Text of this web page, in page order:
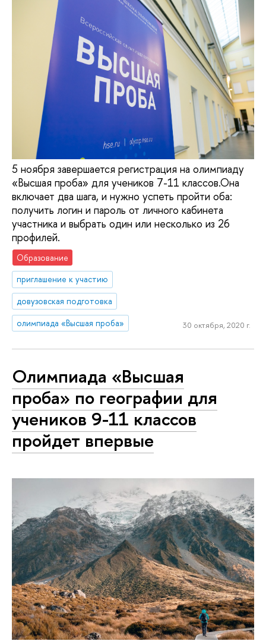
5 ноября завершается регистрация на олимпиаду
«Высшая проба» для учеников 7-11 классов.Она
включает два шага, и нужно успеть пройти оба:
получить логин и пароль от личного кабинета
участника и выбрать один или несколько из 26
профилей.
Образование
приглашение к участию
довузовская подготовка
олимпиада «Высшая проба»
30 октября, 2020 г.
Олимпиада «Высшая
проба» по географии для
учеников 9-11 классов
пройдет впервые